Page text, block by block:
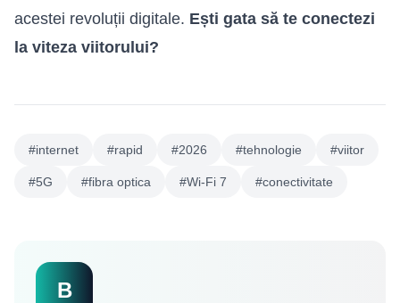
acestei revoluții digitale. Ești gata să te conectezi
la viteza viitorului?
#internet #rapid #2026 #tehnologie #viitor
#5G #fibra optica #Wi-Fi 7 #conectivitate
B